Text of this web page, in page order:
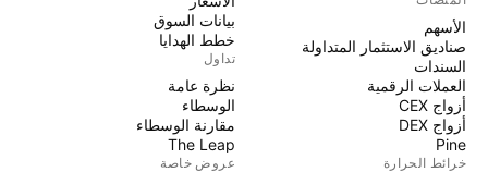
الأسهم
صناديق الاستثمار المتداولة
السندات
العملات الرقمية
أزواج CEX
أزواج DEX
Pine
خرائط الحرارة
بيانات السوق
خطط الهدايا
تداول
نظرة عامة
الوسطاء
مقارنة الوسطاء
The Leap
عروض خاصة